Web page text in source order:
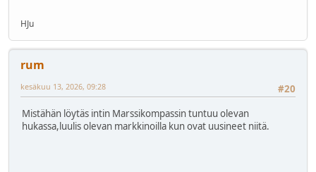
HJu
rum
#20
kesäkuu 13, 2026, 09:28
Mistähän löytäs intin Marssikompassin tuntuu olevan
hukassa,luulis olevan markkinoilla kun ovat uusineet niitä.